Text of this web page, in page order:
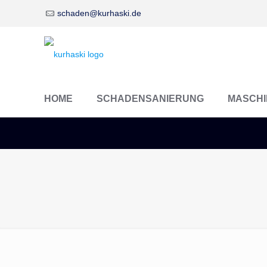
schaden@kurhaski.de
HOME SCHADENSANIERUNG